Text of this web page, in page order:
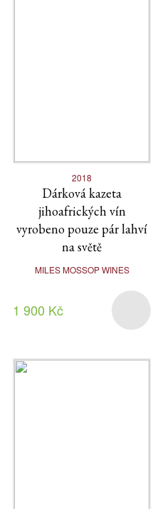
2018
Dárková kazeta
jihoafrických vín
vyrobeno pouze pár lahví
na světě
MILES MOSSOP WINES
1 900 Kč